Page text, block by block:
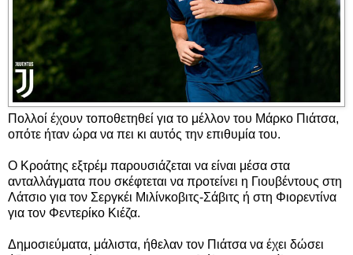
Πολλοί έχουν τοποθετηθεί για το μέλλον του Μάρκο Πιάτσα,
οπότε ήταν ώρα να πει κι αυτός την επιθυμία του.
Ο Κροάτης εξτρέμ παρουσιάζεται να είναι μέσα στα
ανταλλάγματα που σκέφτεται να προτείνει η Γιουβέντους στη
Λάτσιο για τον Σεργκέι Μιλίνκοβιτς-Σάβιτς ή στη Φιορεντίνα
για τον Φεντερίκο Κιέζα.
Δημοσιεύματα, μάλιστα, ήθελαν τον Πιάτσα να έχει δώσει